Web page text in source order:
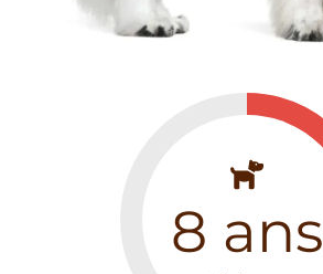
8 ans